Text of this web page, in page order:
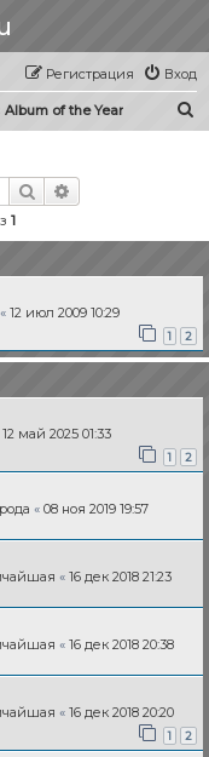
Вход
Регистрация
Album of the Year
Поиск
1
« 12 июл 2009 10:29
1 2
12 май 2025 01:33
1 2
« 08 ноя 2019 19:57
« 16 дек 2018 21:23
« 16 дек 2018 20:38
« 16 дек 2018 20:20
1 2